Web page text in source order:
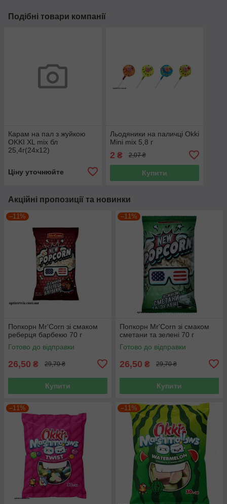
Подібні товари компанії
Карам на пал з жуйкою
OKKI XL mix бл
25,4г(24х12)
Ціну уточнюйте
Льодяники на паличці Okki
Mini mix 5,8 г
2 ₴ 2,07 ₴
Купити
Акційні пропозиції та новинки
–11%
Попкорн Mr'Corn зі смаком
реберця барбекю 70 г
Готово до відправки
26,50 ₴ 29,70 ₴
Купити
–11%
Попкорн Mr'Corn зі смаком
сметани та зелені 70 г
Готово до відправки
26,50 ₴ 29,70 ₴
Купити
–11% –11%